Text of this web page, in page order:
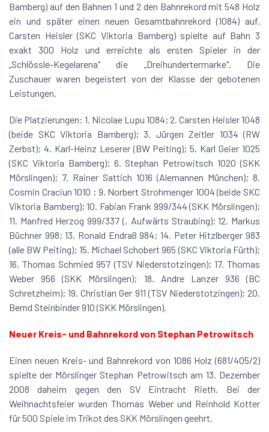
Bamberg) auf den Bahnen 1 und 2 den Bahnrekord mit 548 Holz
ein und später einen neuen Gesamtbahnrekord (1084) auf.
Carsten Heisler (SKC Viktoria Bamberg) spielte auf Bahn 3
exakt 300 Holz und erreichte als ersten Spieler in der
„Schlössle-Kegelarena" die „Dreihundertermarke". Die
Zuschauer waren begeistert von der Klasse der gebotenen
Leistungen.
Die Platzierungen: 1. Nicolae Lupu 1084; 2. Carsten Heisler 1048
(beide SKC Viktoria Bamberg); 3. Jürgen Zeitler 1034 (RW
Zerbst); 4. Karl-Heinz Leserer (BW Peiting); 5. Karl Geier 1025
(SKC Viktoria Bamberg); 6. Stephan Petrowitsch 1020 (SKK
Mörslingen); 7. Rainer Sattich 1016 (Alemannen München); 8.
Cosmin Craciun 1010 ; 9. Norbert Strohmenger 1004 (beide SKC
Viktoria Bamberg); 10. Fabian Frank 999/344 (SKK Mörslingen);
11. Manfred Herzog 999/337 (‚Aufwärts Straubing); 12. Markus
Büchner 998; 13. Ronald Endraß 984; 14. Peter Hitzlberger 983
(alle BW Peiting); 15. Michael Schobert 965 (SKC Viktoria Fürth);
16. Thomas Schmied 957 (TSV Niederstotzingen); 17. Thomas
Weber 956 (SKK Mörslingen); 18. Andre Lanzer 936 (BC
Schretzheim); 19. Christian Ger 911 (TSV Niederstotzingen); 20.
Bernd Steinbinder 910 (SKK Mörslingen).
Neuer Kreis- und Bahnrekord von Stephan Petrowitsch
Einen neuen Kreis- und Bahnrekord von 1086 Holz (681/405/2)
spielte der Mörslinger Stephan Petrowitsch am 13. Dezember
2008 daheim gegen den SV Eintracht Rieth. Bei der
Weihnachtsfeier wurden Thomas Weber und Reinhold Kotter
für 500 Spiele im Trikot des SKK Mörslingen geehrt.